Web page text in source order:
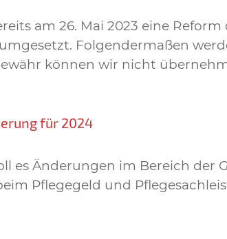
am 26. Mai 2023 eine
Folgendermaßen
können wir nicht
für 2024
es Änderungen im Bereich der
Pflegegeld und